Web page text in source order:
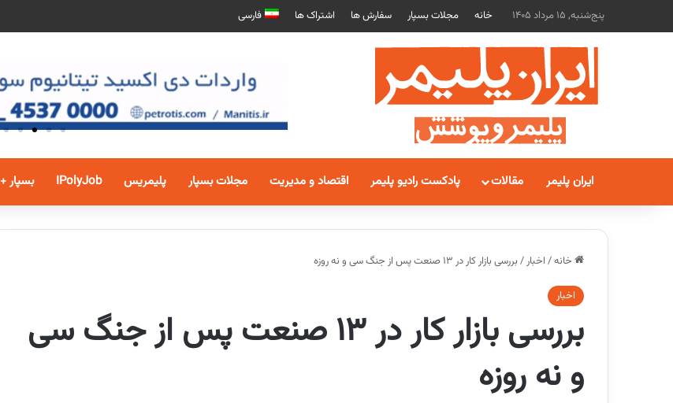
پنج‌شنبه, 15 مرداد 1405 خانه مجلات بسپار سفارش ها اشتراک ها فارسی
ایران پلیمر مقالات پادکست رادیو پلیمر اقتصاد و مدیریت مجلات بسپار پلیمریس IPolyJob بسپار +
خانه/ اخبار/بررسی بازار کار در ۱۳ صنعت پس از جنگ سی و نه روزه
اخبار
بررسی بازار کار در ۱۳ صنعت پس از جنگ سی
و نه روزه